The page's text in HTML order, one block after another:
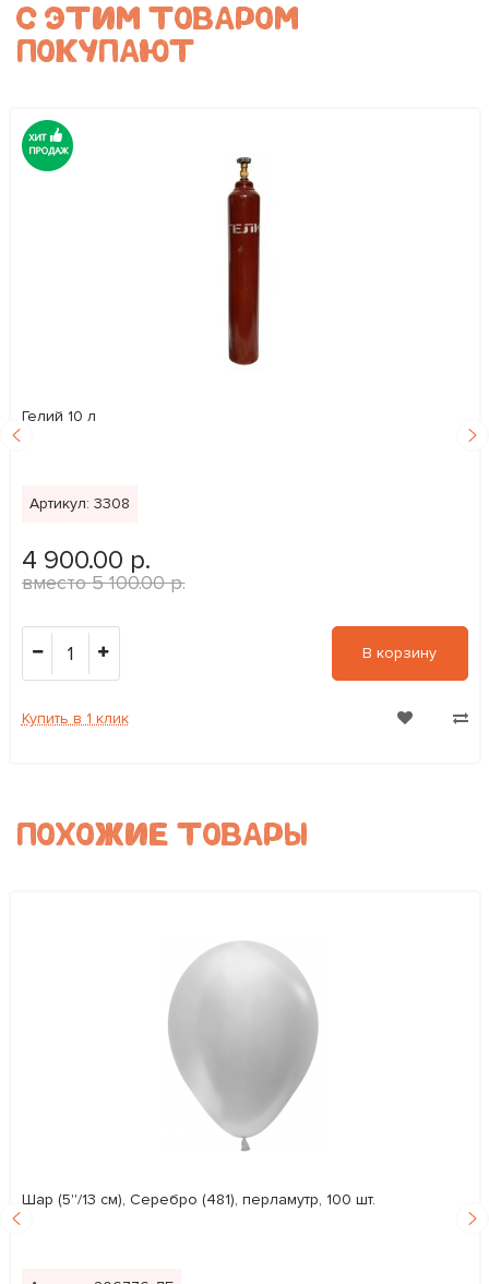
С ЭТИМ ТОВАРОМ
ПОКУПАЮТ
Гелий 10 л
Артикул: 3308
4 900.00 р.
5 100.00 р.
1 В корзину
Купить в 1 клик
ПОХОЖИЕ ТОВАРЫ
Шар (5''/13 см), Серебро (481), перламутр, 100 шт.